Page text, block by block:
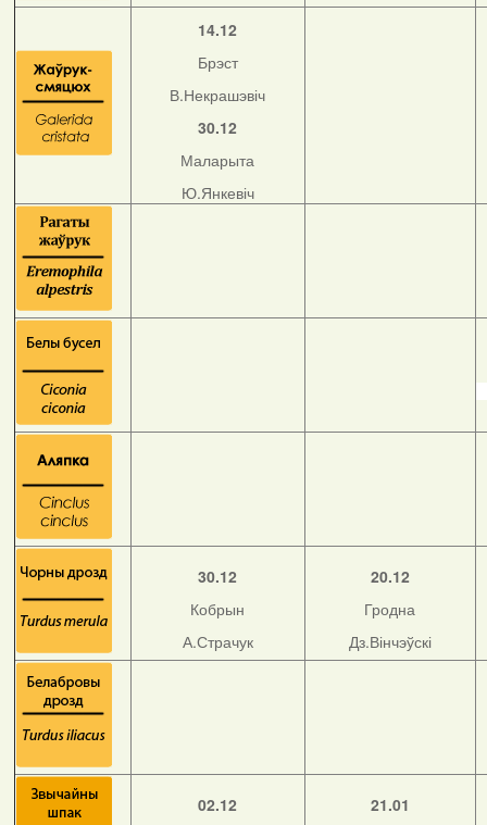
14.12
Брэст
В.Некрашэвіч
30.12
Маларыта
Ю.Янкевіч
30.12
Кобрын
А.Страчук
20.12
Гродна
Дз.Вінчэўскі
02.12
21.01